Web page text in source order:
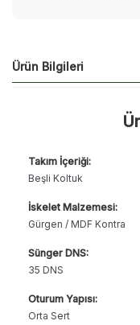
Ürün Bilgileri
Takım İçeriği:
Beşli Koltuk
İskelet Malzemesi:
Gürgen / MDF Kontra
Sünger DNS:
35 DNS
Oturum Yapısı:
Orta Sert